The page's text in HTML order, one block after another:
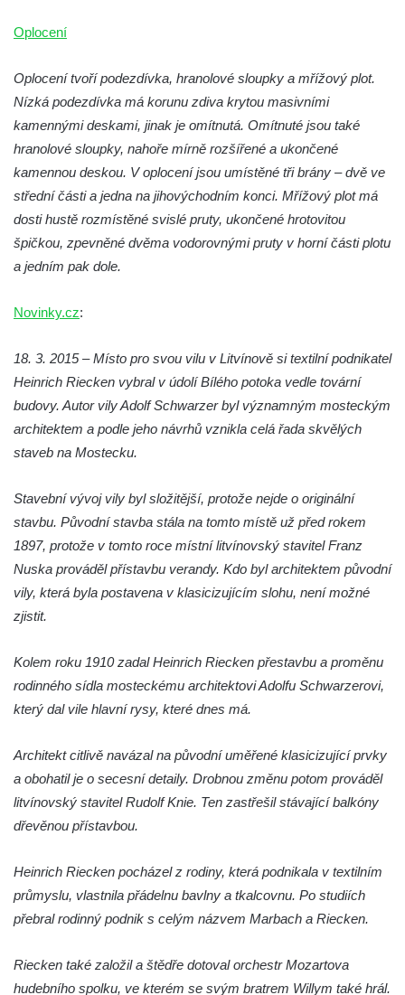
Budova bývalého německého gymnázia v
Duchcově
Budova gymnázia v Masarykově ulici v
Duchcově
Bývalá Odborná horní škola pro
severozápadní Čechy v Bezručově ulici v
Duchcově
Hospodářský dvůr v Želénkách
Hradci Králové
Bývalý palác Občanské záložny v ulici V
Kopečku v Hradci Králové
Bývalý palác Záložního úvěrního ústavu na
Velkém náměstí v Hradci Králové
Hradci Králové
Budova muzea v Hradci Králové
Tyršův dům v Tyršově ulici v Mělníku
Budova bývalého gymnázia v Tyršově ulici
Mělníku
Mělníku
Bývalá Okresní hospodářská záložna v ulici
Fibichova v Mělníku
Husův dům u evangelického kostela v
Hradiště – archeopark svatý Jan v
Netolicích
Sluneční hodiny u rozhledny Stradonka
Mlýn u Karkulky na potoce Žejdlík v
Oplocení
Oplocení tvoří podezdívka, hranolové sloupky a mřížový plot.
Nízká podezdívka má korunu zdiva krytou masivními
kamennými deskami, jinak je omítnutá. Omítnuté jsou také
hranolové sloupky, nahoře mírně rozšířené a ukončené
kamennou deskou. V oplocení jsou umístěné tři brány – dvě ve
střední části a jedna na jihovýchodním konci. Mřížový plot má
dosti hustě rozmístěné svislé pruty, ukončené hrotovitou
špičkou, zpevněné dvěma vodorovnými pruty v horní části plotu
a jedním pak dole.
Novinky.cz:
18. 3. 2015 – Místo pro svou vilu v Litvínově si textilní podnikatel
Heinrich Riecken vybral v údolí Bílého potoka vedle tovární
budovy. Autor vily Adolf Schwarzer byl významným mosteckým
architektem a podle jeho návrhů vznikla celá řada skvělých
staveb na Mostecku.
Stavební vývoj vily byl složitější, protože nejde o originální
stavbu. Původní stavba stála na tomto místě už před rokem
1897, protože v tomto roce místní litvínovský stavitel Franz
Nuska prováděl přístavbu verandy. Kdo byl architektem původní
vily, která byla postavena v klasicizujícím slohu, není možné
zjistit.
Kolem roku 1910 zadal Heinrich Riecken přestavbu a proměnu
rodinného sídla mosteckému architektovi Adolfu Schwarzerovi,
který dal vile hlavní rysy, které dnes má.
Architekt citlivě navázal na původní uměřené klasicizující prvky
a obohatil je o secesní detaily. Drobnou změnu potom prováděl
litvínovský stavitel Rudolf Knie. Ten zastřešil stávající balkóny
dřevěnou přístavbou.
Heinrich Riecken pocházel z rodiny, která podnikala v textilním
průmyslu, vlastnila přádelnu bavlny a tkalcovnu. Po studiích
přebral rodinný podnik s celým názvem Marbach a Riecken.
Riecken také založil a štědře dotoval orchestr Mozartova
hudebního spolku, ve kterém se svým bratrem Willym také hrál.